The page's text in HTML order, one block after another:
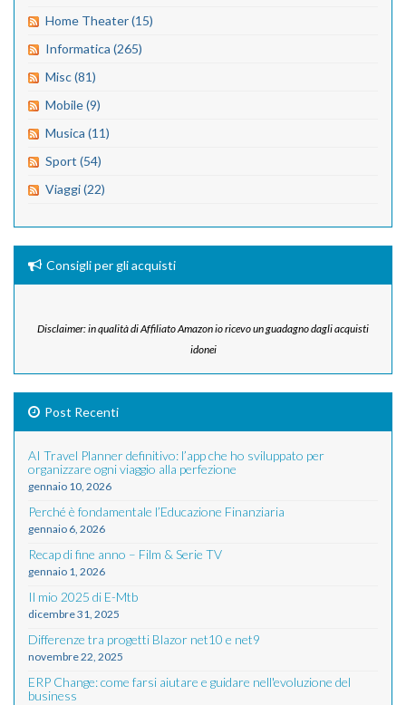
Home Theater (15)
Informatica (265)
Misc (81)
Mobile (9)
Musica (11)
Sport (54)
Viaggi (22)
Consigli per gli acquisti
Disclaimer: in qualità di Affiliato Amazon io ricevo un guadagno dagli acquisti
idonei
Post Recenti
AI Travel Planner definitivo: l’app che ho sviluppato per
organizzare ogni viaggio alla perfezione
gennaio 10, 2026
Perché è fondamentale l’Educazione Finanziaria
gennaio 6, 2026
Recap di fine anno – Film & Serie TV
gennaio 1, 2026
Il mio 2025 di E-Mtb
dicembre 31, 2025
Differenze tra progetti Blazor net10 e net9
novembre 22, 2025
ERP Change: come farsi aiutare e guidare nell'evoluzione del
business